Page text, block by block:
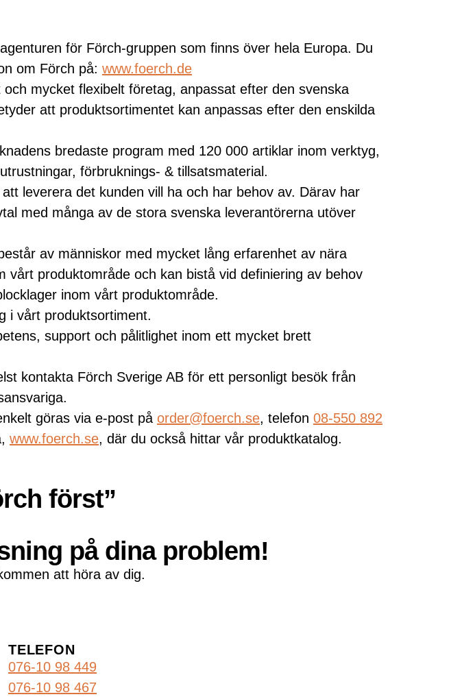
för Förch-gruppen som finns över hela Europa. Du
om Förch på: www.foerch.de
och mycket flexibelt företag, anpassat efter den svenska
att produktsortimentet kan anpassas efter den enskilda
bredaste program med 120 000 artiklar inom verktyg,
förbruknings- & tillsatsmaterial.
leverera det kunden vill ha och har behov av. Därav har
med många av de stora svenska leverantörerna utöver
av människor med mycket lång erfarenhet av nära
vårt produktområde och kan bistå vid definiering av behov
inom vårt produktområde.
i vårt produktsortiment.
support och pålitlighet inom ett mycket brett
kontakta Förch Sverige AB för ett personligt besök från
göras via e-post på order@foerch.se, telefon 08-550 892
www.foerch.se, där du också hittar vår produktkatalog.
först”
på dina problem!
att höra av dig.
TELEFON
076-10 98 449
076-10 98 467